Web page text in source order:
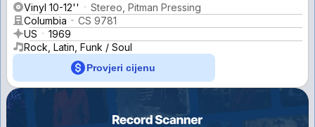
Vinyl 10-12''
Stereo, Pitman Pressing
Columbia
CS 9781
US
1969
Rock, Latin, Funk / Soul
Provjeri cijenu